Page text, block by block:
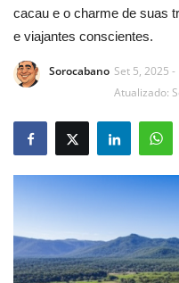
Categoria
cacau e o charme de suas
e viajantes conscientes.
Sorocabano Set 5, 2025 -
Atualizado: